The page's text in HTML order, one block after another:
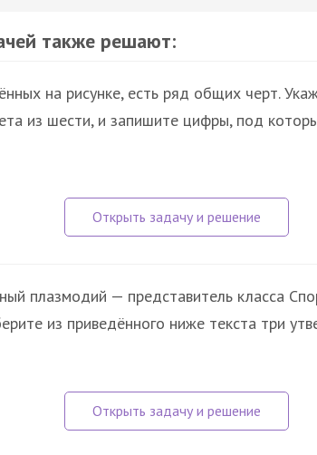
также решают:
на рисунке, есть ряд общих черт.
из шести, и запишите цифры, под
плазмодий — представитель класса
из приведённого ниже текста три